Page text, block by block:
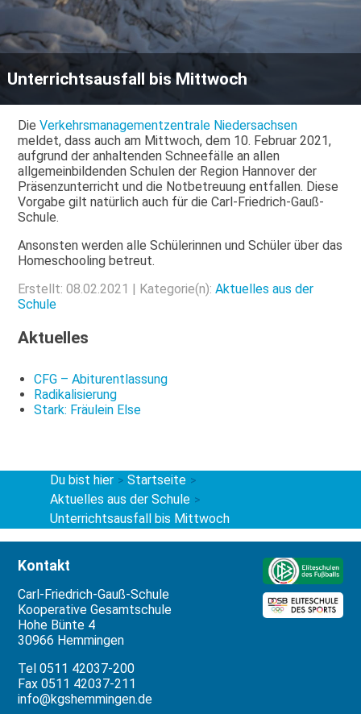
Unterrichtsausfall bis Mittwoch
DieVerkehrsmanagementzentrale Niedersachsen
meldet, dass auch am Mittwoch, dem 10. Februar 2021,
aufgrund der anhaltenden Schneefälle an allen
allgemeinbildenden Schulen der Region Hannover der
Präsenzunterricht und die Notbetreuung entfallen. Diese
Vorgabe gilt natürlich auch für die Carl-Friedrich-Gauß-
Schule.
Ansonsten werden alle Schülerinnen und Schüler über das
Homeschooling betreut.
Erstellt: 08.02.2021 | Kategorie(n):Aktuelles aus der
Schule
Aktuelles
CFG – Abiturentlassung
Radikalisierung
Stark: Fräulein Else
Du bist hier > Startseite >
Aktuelles aus der Schule >
Unterrichtsausfall bis Mittwoch
Kontakt
Carl-Friedrich-Gauß-Schule
Kooperative Gesamtschule
Hohe Bünte 4
30966 Hemmingen
Tel 0511 42037-200
Fax 0511 42037-211
info@kgshemmingen.de